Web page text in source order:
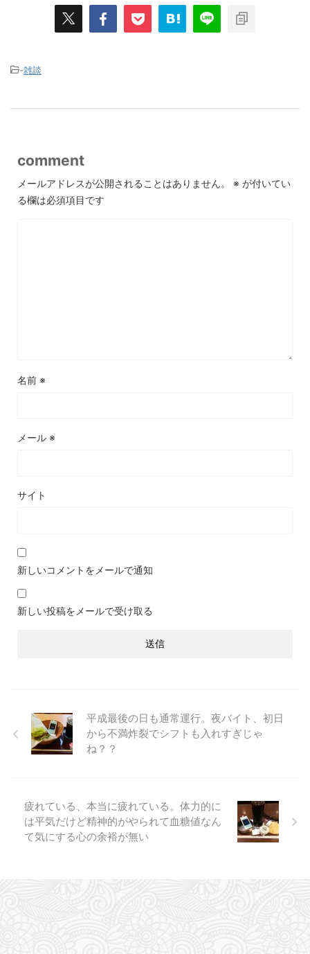
-雑談
comment
メールアドレスが公開されることはありません。 ※ が付いてい
る欄は必須項目です
名前 ※
メール ※
サイト
新しいコメントをメールで通知
新しい投稿をメールで受け取る
平成最後の日も通常運行。夜バイト、初日
から不満炸裂でシフトも入れすぎじゃ
ね？？
疲れている、本当に疲れている。体力的に
は平気だけど精神的がやられて血糖値なん
て気にする心の余裕が無い